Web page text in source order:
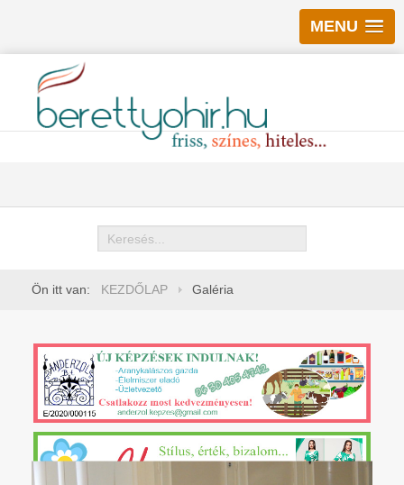
MENU
Keresés
Ön itt van: KEZDŐLAP Galéria